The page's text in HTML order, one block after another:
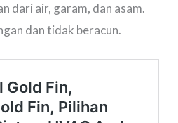
dari air, garam, dan asam.
dan tidak beracun.